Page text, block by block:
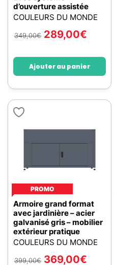
d’ouverture assistée
COULEURS DU MONDE
349,00€ 289,00€
Ajouter au panier
PROMO
Armoire grand format
avec jardinière – acier
galvanisé gris – mobilier
extérieur pratique
COULEURS DU MONDE
399,00€ 369,00€